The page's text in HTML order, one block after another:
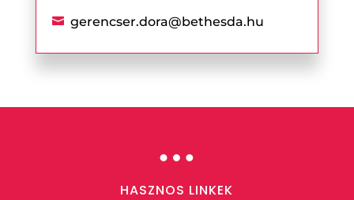
 gerencser.dora@bethesda.hu
…
HASZNOS LINKEK